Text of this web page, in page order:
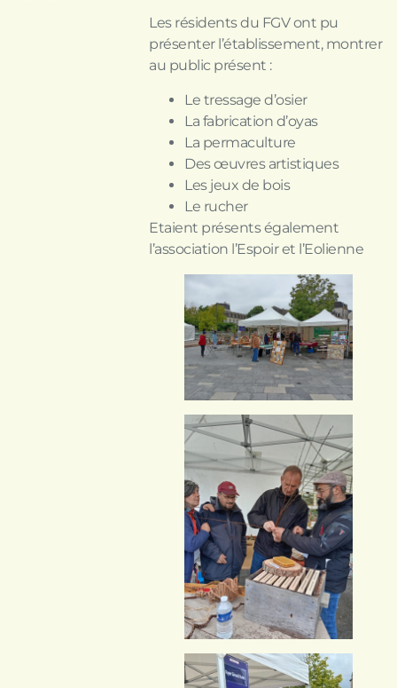
Les résidents du FGV ont pu
présenter l’établissement, montrer
au public présent :
Le tressage d’osier
La fabrication d’oyas
La permaculture
Des œuvres artistiques
Les jeux de bois
Le rucher
Etaient présents également
l’association l’Espoir et l’Eolienne